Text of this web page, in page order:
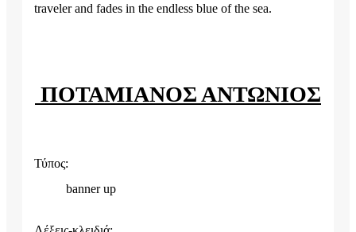
traveler and fades in the endless blue of the sea.
ΠΟΤΑΜΙΑΝΟΣ ΑΝΤΩΝΙΟΣ
Τύπος:
banner up